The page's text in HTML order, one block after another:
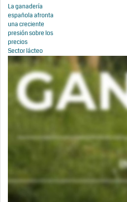
La ganadería
española afronta
una creciente
presión sobre los
precios
Sector lácteo